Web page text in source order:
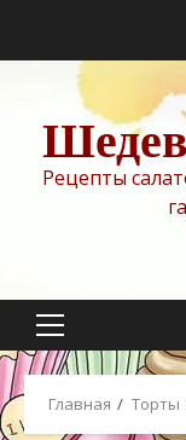
содержимому
Рецепты
Основное
меню
Главная Торты